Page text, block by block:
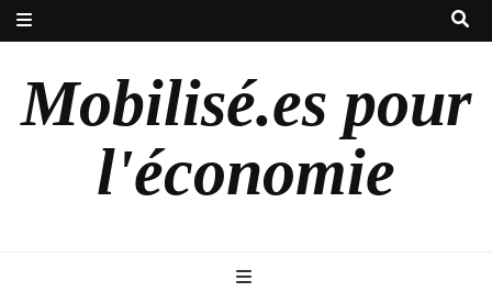
Mobilisé.es pour
l'économie